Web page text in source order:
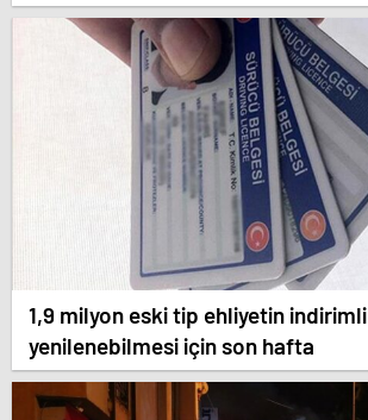
1,9 milyon eski tip ehliyetin indirimli
yenilenebilmesi için son hafta